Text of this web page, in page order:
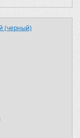
(черный)